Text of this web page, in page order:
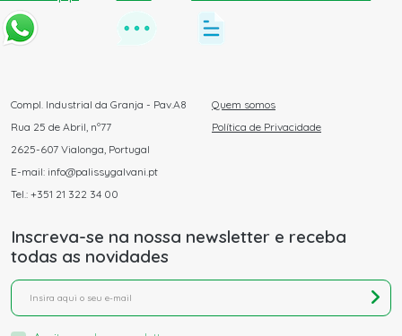
Compl. Industrial da Granja - Pav.A8
Rua 25 de Abril, nº77
2625-607 Vialonga, Portugal
E-mail: info@palissygalvani.pt
Tel.: +351 21 322 34 00
Quem somos
Política de Privacidade
Inscreva-se na nossa newsletter e receba
todas as novidades